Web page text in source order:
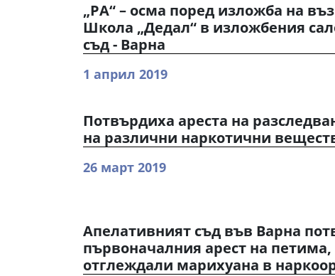
„РА“ – осма поред изложба на
Школа „Дедал“ в изложбения
съд - Варна
1 април 2019
Потвърдиха ареста на
на различни наркотични
26 март 2019
Апелативният съд във Варна
първоначалния арест на
отглеждали марихуана в